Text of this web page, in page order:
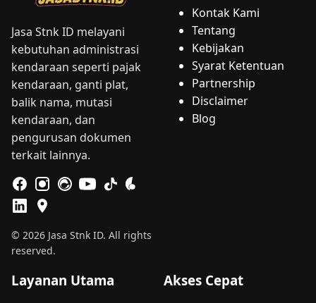
Jasa Stnk ID melayani
kebutuhan administrasi
kendaraan seperti pajak
kendaraan, ganti plat,
balik nama, mutasi
kendaraan, dan
pengurusan dokumen
terkait lainnya.
© 2026 Jasa Stnk ID. All rights
reserved.
Kontak Kami
Tentang
Kebijakan
Syarat Ketentuan
Partnership
Disclaimer
Blog
Layanan Utama Akses Cepat